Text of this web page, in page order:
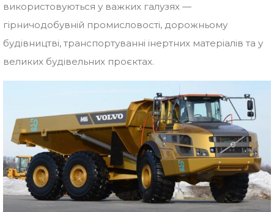
використовуються у важких галузях —
гірничодобувній промисловості, дорожньому
будівництві, транспортуванні інертних матеріалів та у
великих будівельних проєктах.